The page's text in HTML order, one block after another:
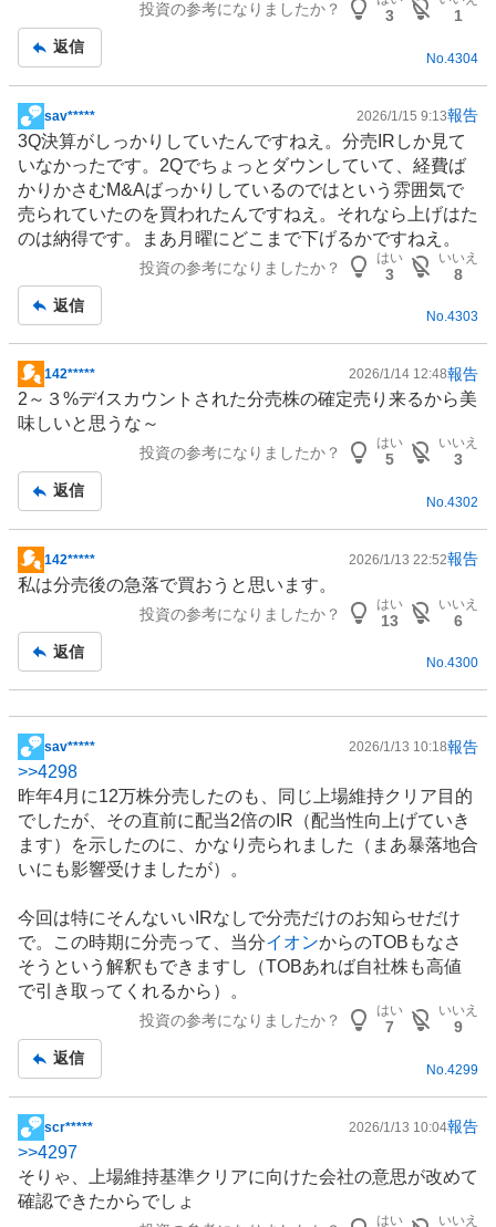
投資の参考になりましたか？ 3
1
返信
No. 4304
掲
示
板
記
事
sav***** 2026/1/15 9:13報告
3Q決算がしっかりしていたんですねえ。分売 IR しか見て
いなかったです。2Qでちょっとダウンしていて、経費ば
かりかさむM&Aばっかりしているのではという雰囲気で
売られていたのを買われたんですねえ。それなら上げはた
のは納得です。まあ月曜にどこまで下げるかですねえ。
投資の参考になりましたか？
はい
3
いいえ
8
返信
No.4303
掲
示
板
142***** 2026/1/14 12:48報告
2～３%デｲスカウントされた分売株の確定売り来るから美
味しいと思うな～
投資の参考になりましたか？
はい
5
いいえ
3
返信
No. 4302
掲
示
事
142***** 2026/1/13 22:52報告
私は分売後の急落で買おうと思います。
投資の参考になりましたか？
はい
13
いいえ
6
返信
No.4300
掲
示
板
記
事
sav***** 2026/1/13 10:18報告
>>4298
昨年4月に12万株分売したのも、同じ上場維持クリア目的
でしたが、その直前に配当2倍の IR （配当性向上げていき
ます）を示したのに、かなり売られました（まあ暴落地合
いにも影響受けましたが）。
今回は特にそんないいIRなしで分売だけのお知らせだけ
で。この時期に分売って、当分イオンからのTOBもなさ
そうという解釈もできますし（TOBあれば自社株も高値
で引き取ってくれるから）。
投資の参考になりましたか？
はい
7
いいえ
9
返信
No. 4299
掲
示
板
記
scr***** 2026/1/13 10:04報告
>>4297
そりゃ、上場維持基準クリアに向けた会社の意思が改めて
確認できたからでしょ
はい いいえ